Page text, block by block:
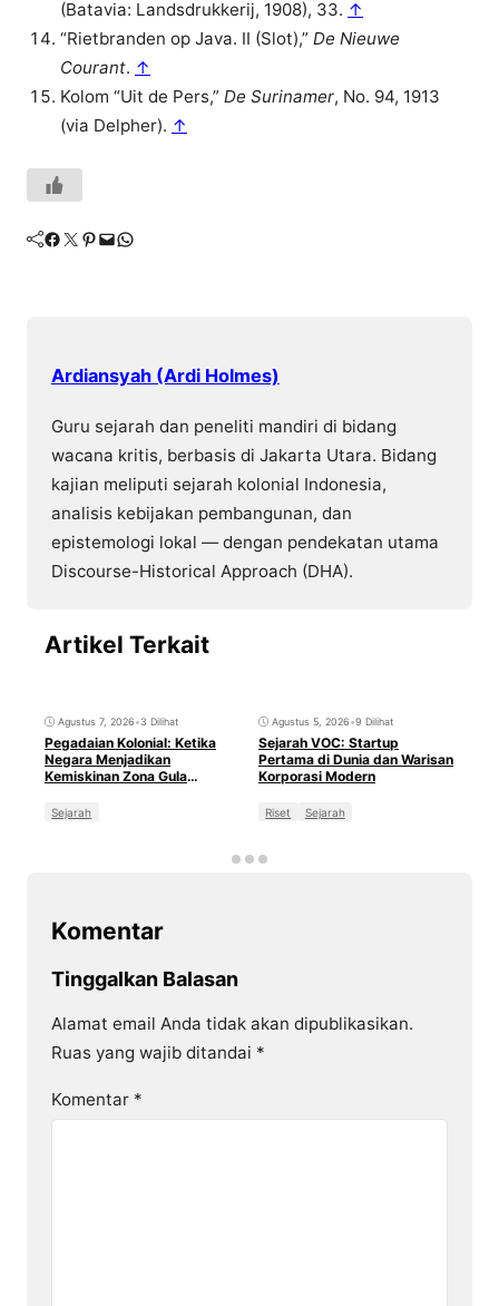
(Batavia: Landsdrukkerij, 1908), 33. ↑
“Rietbranden op Java. II (Slot),” De Nieuwe
Courant. ↑
Kolom “Uit de Pers,” De Surinamer, No. 94, 1913
(via Delpher). ↑
Facebook Twitter Pinterest Mail WhatsApp
Ardiansyah (Ardi Holmes)
Guru sejarah dan peneliti mandiri di bidang
wacana kritis, berbasis di Jakarta Utara. Bidang
kajian meliputi sejarah kolonial Indonesia,
analisis kebijakan pembangunan, dan
epistemologi lokal — dengan pendekatan utama
Discourse-Historical Approach (DHA).
Artikel Terkait
Agustus 7, 2026•3 Dilihat
Pegadaian Kolonial: Ketika
Negara Menjadikan
Kemiskinan Zona Gula
Sejarah
Agustus 5, 2026•9 Dilihat
Sejarah VOC: Startup
Pertama di Dunia dan Warisan
Korporasi Modern
Riset Sejarah
Komentar
Tinggalkan Balasan
Alamat email Anda tidak akan dipublikasikan.
Ruas yang wajib ditandai *
Komentar *